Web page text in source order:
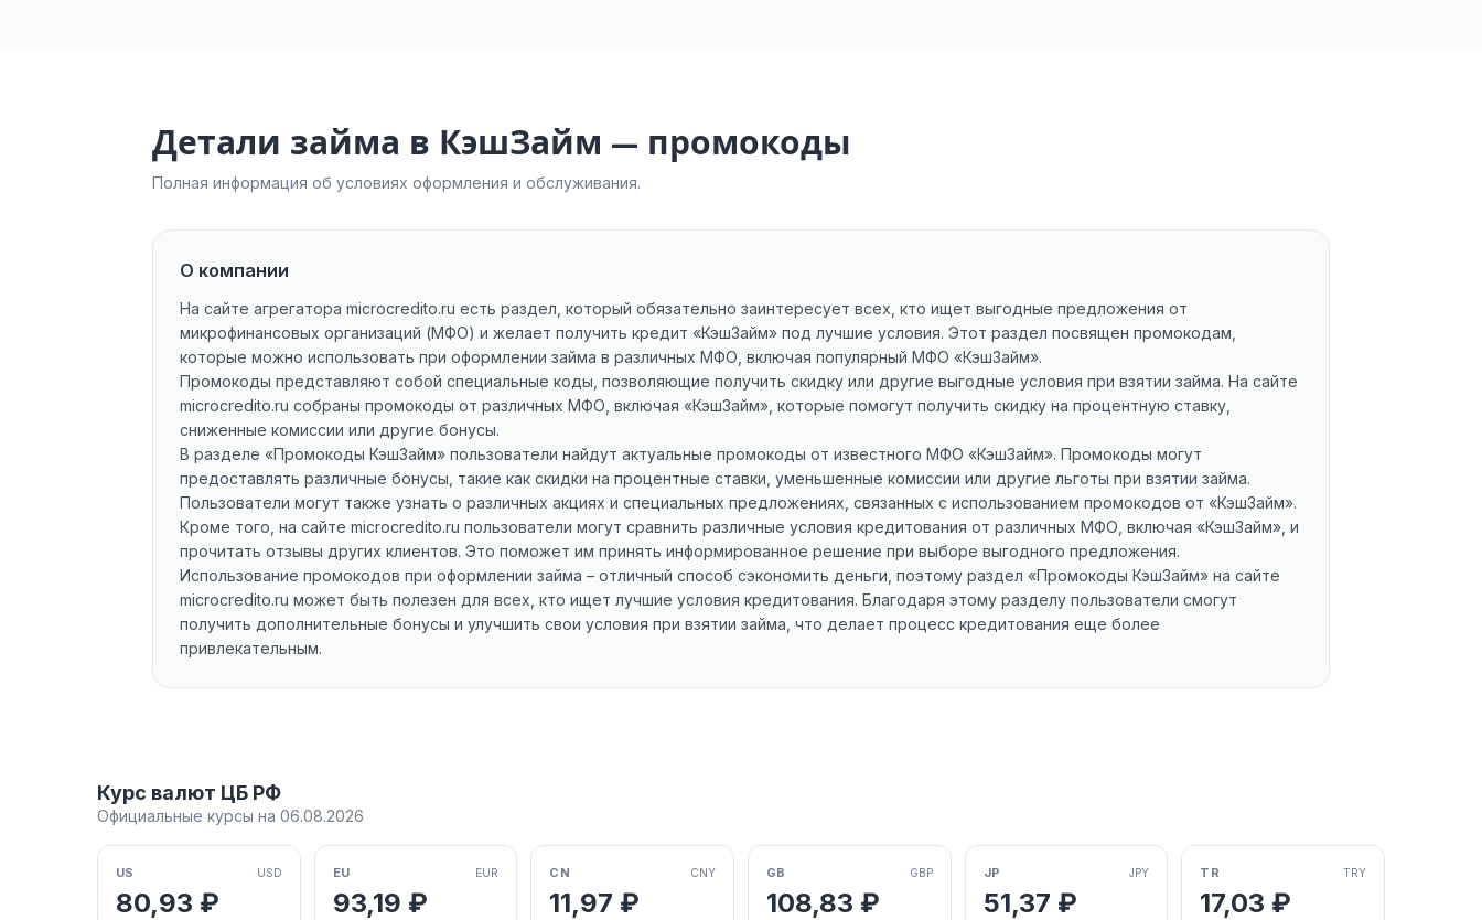
Детали займа в КэшЗайм — промокоды
Полная информация об условиях оформления и обслуживания.
О компании
На сайте агрегатора microcredito.ru есть раздел, который обязательно заинтересует всех, кто ищет выгодные предложения от
микрофинансовых организаций (МФО) и желает получить кредит «КэшЗайм» под лучшие условия. Этот раздел посвящен промокодам,
которые можно использовать при оформлении займа в различных МФО, включая популярный МФО «КэшЗайм».
Промокоды представляют собой специальные коды, позволяющие получить скидку или другие выгодные условия при взятии займа. На сайте
microcredito.ru собраны промокоды от различных МФО, включая «КэшЗайм», которые помогут получить скидку на процентную ставку,
сниженные комиссии или другие бонусы.
В разделе «Промокоды КэшЗайм» пользователи найдут актуальные промокоды от известного МФО «КэшЗайм». Промокоды могут
предоставлять различные бонусы, такие как скидки на процентные ставки, уменьшенные комиссии или другие льготы при взятии займа.
Пользователи могут также узнать о различных акциях и специальных предложениях, связанных с использованием промокодов от «КэшЗайм».
Кроме того, на сайте microcredito.ru пользователи могут сравнить различные условия кредитования от различных МФО, включая «КэшЗайм», и
прочитать отзывы других клиентов. Это поможет им принять информированное решение при выборе выгодного предложения.
Использование промокодов при оформлении займа – отличный способ сэкономить деньги, поэтому раздел «Промокоды КэшЗайм» на сайте
microcredito.ru может быть полезен для всех, кто ищет лучшие условия кредитования. Благодаря этому разделу пользователи смогут
получить дополнительные бонусы и улучшить свои условия при взятии займа, что делает процесс кредитования еще более
привлекательным.
Курс валют ЦБ РФ
Официальные курсы на 06.08.2026
US USD
80,93 ₽
EU EUR
93,19 ₽
CN CNY
11,97 ₽
GB GBP
108,83 ₽
JP JPY
51,37 ₽
TR TRY
17,03 ₽